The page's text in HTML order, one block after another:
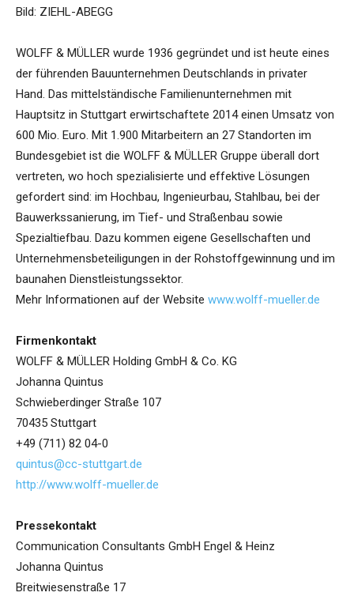
Bild: ZIEHL-ABEGG
WOLFF & MÜLLER wurde 1936 gegründet und ist heute eines
der führenden Bauunternehmen Deutschlands in privater
Hand. Das mittelständische Familienunternehmen mit
Hauptsitz in Stuttgart erwirtschaftete 2014 einen Umsatz von
600 Mio. Euro. Mit 1.900 Mitarbeitern an 27 Standorten im
Bundesgebiet ist die WOLFF & MÜLLER Gruppe überall dort
vertreten, wo hoch spezialisierte und effektive Lösungen
gefordert sind: im Hochbau, Ingenieurbau, Stahlbau, bei der
Bauwerkssanierung, im Tief- und Straßenbau sowie
Spezialtiefbau. Dazu kommen eigene Gesellschaften und
Unternehmensbeteiligungen in der Rohstoffgewinnung und im
baunahen Dienstleistungssektor.
Mehr Informationen auf der Website www.wolff-mueller.de
Firmenkontakt
WOLFF & MÜLLER Holding GmbH & Co. KG
Johanna Quintus
Schwieberdinger Straße 107
70435 Stuttgart
+49 (711) 82 04-0
quintus@cc-stuttgart.de
http://www.wolff-mueller.de
Pressekontakt
Communication Consultants GmbH Engel & Heinz
Johanna Quintus
Breitwiesenstraße 17